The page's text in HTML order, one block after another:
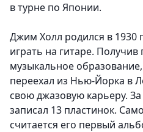
в турне по Японии.
Джим Холл родился в 1930
играть на гитаре.
музыкальное
переехал из Нью-Йорка в
свою джазовую карьеру.
записал 13 пластинок.
считается его первый